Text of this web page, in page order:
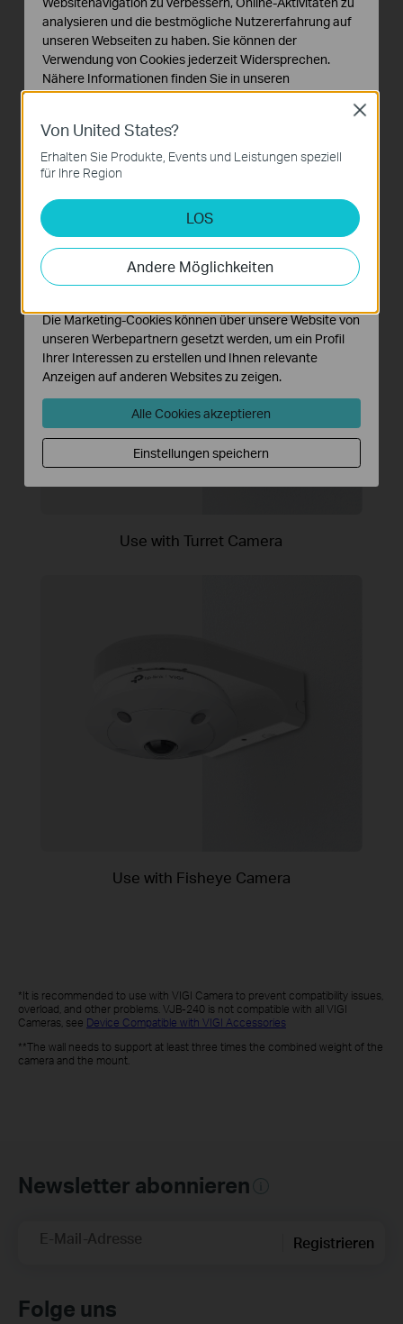
Use with Dome Camera
Use with Turret Camera
Use with Fisheye Camera
*It is recommended to use with VIGI Camera to prevent compatibility issues,
overload, and other problems. VJB-240 is not compatible with all VIGI
Cameras, see Device Compatible with VIGI Accessories
**The wall needs to support at least three times the combined weight of the
camera and the mount.
Newsletter abonnieren
E-Mail-Adresse Registrieren
Folge uns
Von United States?
Erhalten Sie Produkte, Events und Leistungen speziell
für Ihre Region
LOS
Andere Möglichkeiten
Close
analysieren und die bestmögliche Nutzererfahrung auf
unseren Webseiten zu haben. Sie können der
Verwendung von Cookies jederzeit Widersprechen.
Nähere Informationen finden Sie in unseren
Datenschutzhinweisen.
Notwendige Cookies
erforderlich und können in Ihren Systemen nicht
Analyse- und Marketing-Cookies
Analyse-Cookies ermöglichen es uns, Ihre Aktivitäten
auf unserer Website zu analysieren, um die
Funktionsweise unserer Website zu verbessern und
Die Marketing-Cookies können über unsere Website von
unseren Werbepartnern gesetzt werden, um ein Profil
Ihrer Interessen zu erstellen und Ihnen relevante
Anzeigen auf anderen Websites zu zeigen.
Alle Cookies akzeptieren
Einstellungen speichern